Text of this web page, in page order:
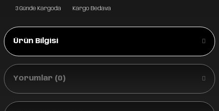
3 Günde Kargoda Kargo Bedava
Ürün Bilgisi
Yorumlar (0)